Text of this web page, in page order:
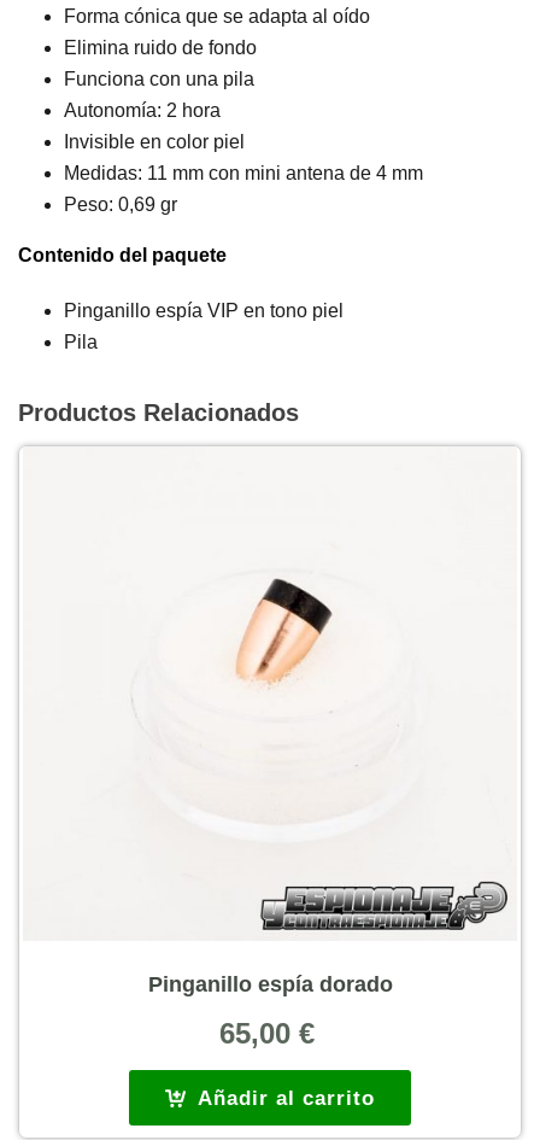
Forma cónica que se adapta al oído
Elimina ruido de fondo
Funciona con una pila
Autonomía: 2 hora
Invisible en color piel
Medidas: 11 mm con mini antena de 4 mm
Peso: 0,69 gr
Contenido del paquete
Pinganillo espía VIP en tono piel
Pila
Productos Relacionados
Pinganillo espía dorado
65,00 €
Añadir al carrito